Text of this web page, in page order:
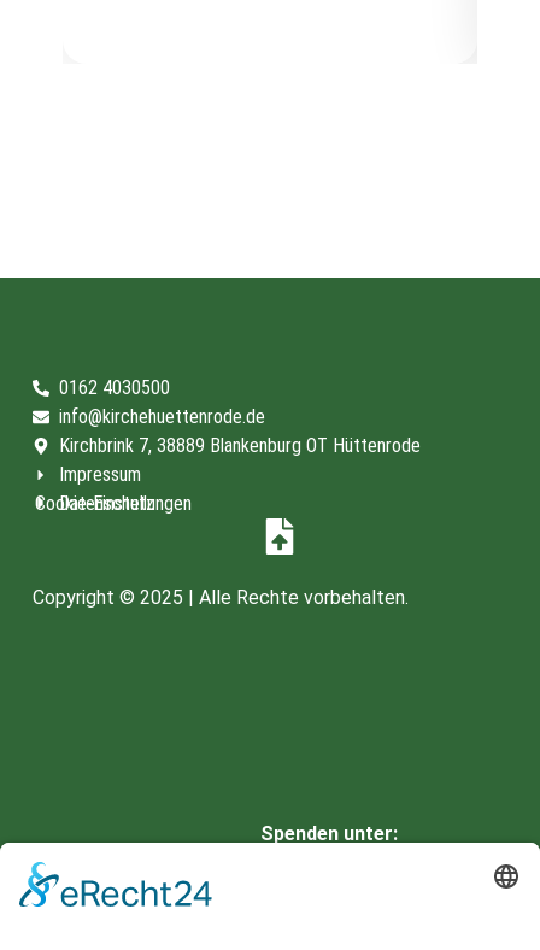
Copyright © 2025 | Alle Rechte vorbehalten.
0162 4030500
info@kirchehuettenrode.de
Kirchbrink 7, 38889 Blankenburg OT Hüttenrode
Impressum
Datenschutz
Cookie-Einstellungen
Spenden unter: